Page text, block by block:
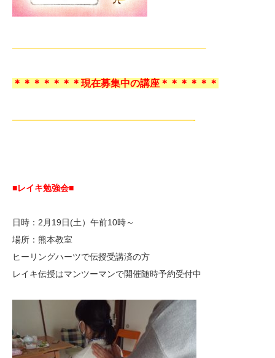
——————————————————————–
＊＊＊＊＊＊＊現在募集中の講座＊＊＊＊＊＊
—————————————————————-
■レイキ勉強会■
日時：2月19日(土）午前10時～
場所：熊本教室
ヒーリングハーツで伝授受講済の方
レイキ伝授はマンツーマンで開催随時予約受付中